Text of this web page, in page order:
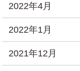
2022年4月
2022年1月
2021年12月